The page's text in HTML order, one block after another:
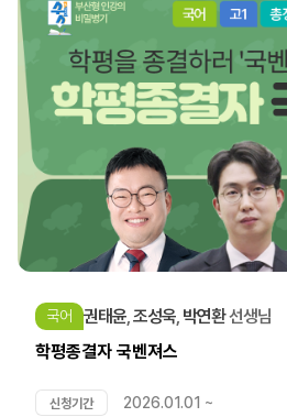
국어 권태윤,조성욱, 박연환선생님
학평종결자 국벤져스
신청기간 2026.01.01 ~